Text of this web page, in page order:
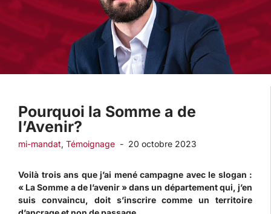
Pourquoi la Somme a de
l’Avenir?
mi-mandat, Témoignage - 20 octobre 2023
Voilà trois ans que j’ai mené campagne avec le slogan :
« La Somme a de l’avenir » dans un département qui, j’en
suis convaincu, doit s’inscrire comme un territoire